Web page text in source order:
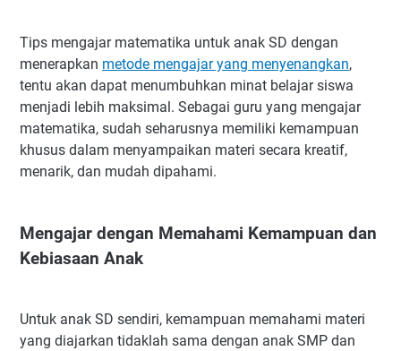
Tips mengajar matematika untuk anak SD dengan
menerapkan metode mengajar yang menyenangkan,
tentu akan dapat menumbuhkan minat belajar siswa
menjadi lebih maksimal. Sebagai guru yang mengajar
matematika, sudah seharusnya memiliki kemampuan
khusus dalam menyampaikan materi secara kreatif,
menarik, dan mudah dipahami.
Mengajar dengan Memahami Kemampuan dan
Kebiasaan Anak
Untuk anak SD sendiri, kemampuan memahami materi
yang diajarkan tidaklah sama dengan anak SMP dan